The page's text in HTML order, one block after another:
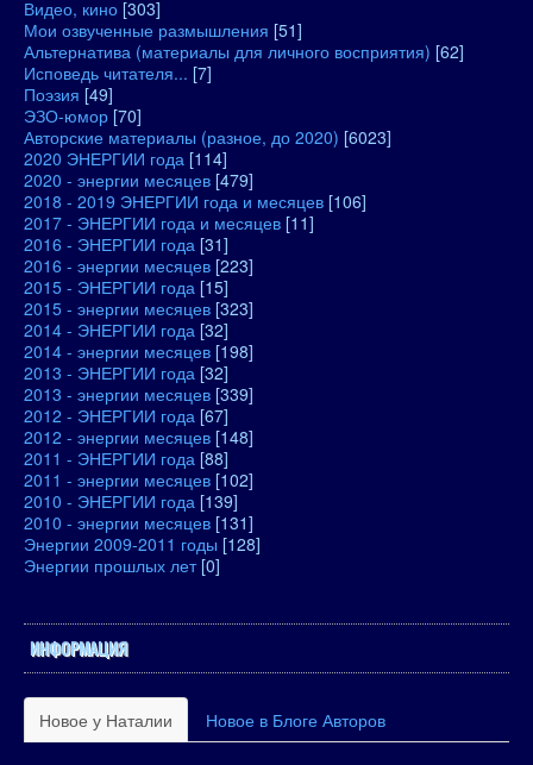
Видео, кино [303]
Мои озвученные размышления [51]
Альтернатива (материалы для личного восприятия) [62]
Исповедь читателя... [7]
Поэзия [49]
ЭЗО-юмор [70]
Авторские материалы (разное, до 2020) [6023]
2020 ЭНЕРГИИ года [114]
2020 - энергии месяцев [479]
2018 - 2019 ЭНЕРГИИ года и месяцев [106]
2017 - ЭНЕРГИИ года и месяцев [11]
2016 - ЭНЕРГИИ года [31]
2016 - энергии месяцев [223]
2015 - ЭНЕРГИИ года [15]
2015 - энергии месяцев [323]
2014 - ЭНЕРГИИ года [32]
2014 - энергии месяцев [198]
2013 - ЭНЕРГИИ года [32]
2013 - энергии месяцев [339]
2012 - ЭНЕРГИИ года [67]
2012 - энергии месяцев [148]
2011 - ЭНЕРГИИ года [88]
2011 - энергии месяцев [102]
2010 - ЭНЕРГИИ года [139]
2010 - энергии месяцев [131]
Энергии 2009-2011 годы [128]
Энергии прошлых лет [0]
ИНФОРМАЦИЯ
Новое у Наталии Новое в Блоге Авторов